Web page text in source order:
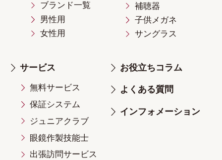
ブランド一覧
男性用
女性用
補聴器
子供メガネ
サングラス
サービス
無料サービス
保証システム
ジュニアクラブ
眼鏡作製技能士
出張訪問サービス
お役立ちコラム
よくある質問
インフォメーション